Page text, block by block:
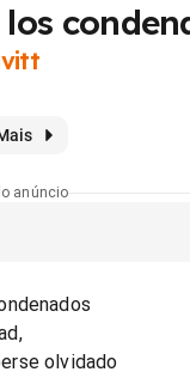
anúncio
olvidado